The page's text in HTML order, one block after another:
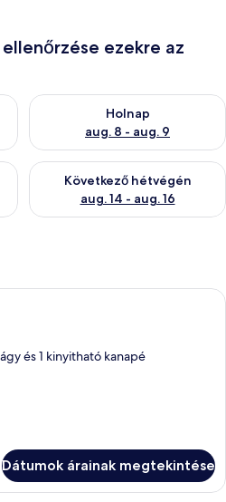
ezekre az
aug. 7 - aug. 8
Holnap
aug. 8 - aug. 9
A holnapi rendelkezésre állás
állás ellenőrzése: aug. 7 -
Következő hétvégén
aug. 14 - aug. 16
A következő hétvégi
Egy szállodai szoba, amelyben egy
és 1 kinyitható kanapé
Dátumok árainak megtekintése